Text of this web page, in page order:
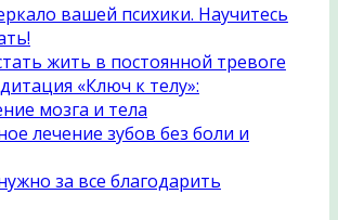
вашей психики. Научитесь
жить в постоянной тревоге
«Ключ к телу»:
мозга и тела
лечение зубов без боли и
за все благодарить